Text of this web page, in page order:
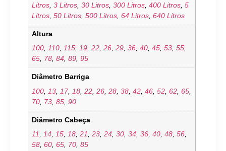
Litros ,3 Litros ,30 Litros ,300 Litros ,400 Litros ,5
Litros ,50 Litros ,500 Litros ,64 Litros ,640 Litros
Altura
100
110 115 19 ,22 ,26 ,29 ,36 ,40 ,45 ,53 ,55
65 78 ,84 ,89 ,95
Diâmetro Barriga
100
13 17, 18 ,22 ,26 ,28 ,38 ,42 ,46 ,52 ,62 ,65
70 73 ,85 ,90
Diâmetro Cabeça
11,14,15,18,21,23,24,30,34,36,40,48,56,
58,60,65, 70,85